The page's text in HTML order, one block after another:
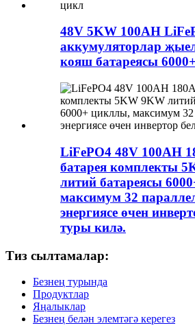
48V 5KW 100AH
аккумуляторлар
кояш батареясы
LiFePO4 48V 100AH
батарея комплекты
литий батареясы
максимум 32
энергиясе өчен
туры килә.
Тиз сылтамалар:
Безнең турында
Продуктлар
Яңалыклар
Безнең белән элемтәгә керегез